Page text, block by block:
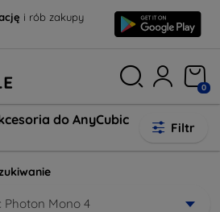
i rób zakupy
0
do AnyCubic
Filtr
Photon Mono 4